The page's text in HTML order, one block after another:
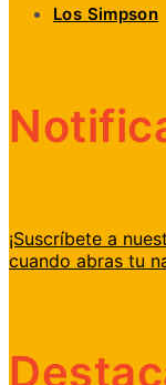
Los Simpson
¡Suscríbete a
cuando abras tu